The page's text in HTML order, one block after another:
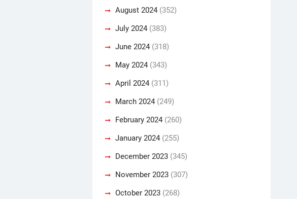
August 2024 (352)
July 2024 (383)
June 2024 (318)
May 2024 (343)
April 2024 (311)
March 2024 (249)
February 2024 (260)
January 2024 (255)
December 2023 (345)
November 2023 (307)
October 2023 (268)